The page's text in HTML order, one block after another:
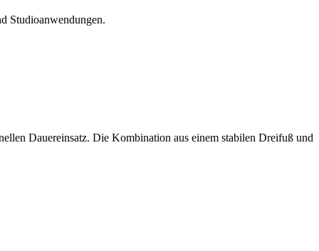
Studioanwendungen.
Dauereinsatz. Die Kombination aus einem stabilen Dreifuß und